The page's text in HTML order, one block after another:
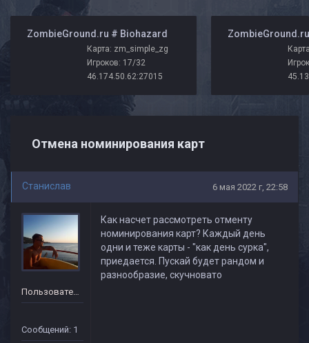
️ ZombieGround.ru # Biohazard
Карта: zm_simple_zg
Игроков: 17/32
46.174.50.62:27015
Отмена номинирования карт
Станислав 6 мая 2022 г, 22:58
Пользователь
Сообщений: 1
Как насчет рассмотреть отменту
номинирования карт? Каждый день
одни и теже карты - "как день сурка",
приедается. Пускай будет рандом и
разнообразие, скучновато